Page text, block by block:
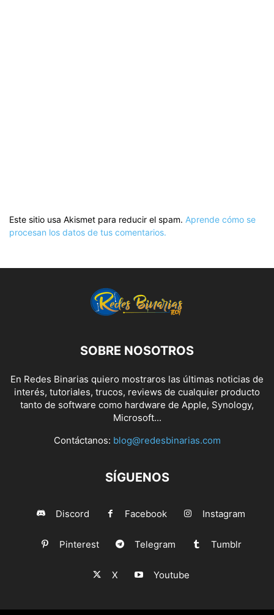
Este sitio usa Akismet para reducir el spam. Aprende cómo se
procesan los datos de tus comentarios.
SOBRE NOSOTROS
En Redes Binarias quiero mostraros las últimas noticias de
interés, tutoriales, trucos, reviews de cualquier producto
tanto de software como hardware de Apple, Synology,
Microsoft...
Contáctanos: blog@redesbinarias.com
SÍGUENOS
Discord Facebook Instagram
Pinterest Telegram Tumblr
X Youtube